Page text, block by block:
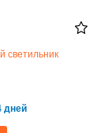
светильник
дней